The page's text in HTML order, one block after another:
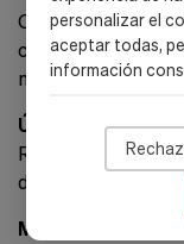
personalizar el
aceptar todas,
información
Ofrecemos
compra fácil, para
manera rápida y
Únete a
Recibe consejos
directamente en tu
Mantente